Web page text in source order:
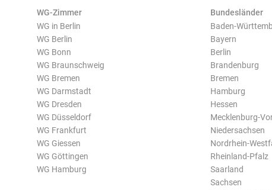
WG-Zimmer
WG in Berlin
WG Berlin
WG Bonn
WG Braunschweig
WG Bremen
WG Darmstadt
WG Dresden
WG Düsseldorf
WG Frankfurt
WG Giessen
WG Göttingen
WG Hamburg
Bundesländer
Baden-
Bayern
Berlin
Brandenburg
Bremen
Hamburg
Hessen
Mecklenburg-
Niedersachsen
Nordrhein-
Rheinland-Pfalz
Saarland
Sachsen